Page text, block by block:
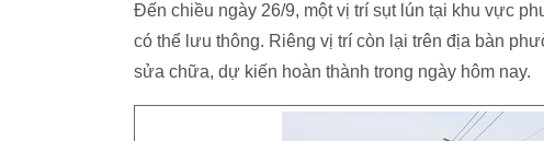
Đến chiều ngày 26/9, một vị trí sụt lún tại khu vực
có thể lưu thông. Riêng vị trí còn lại trên địa bàn
sửa chữa, dự kiến hoàn thành trong ngày hôm nay.